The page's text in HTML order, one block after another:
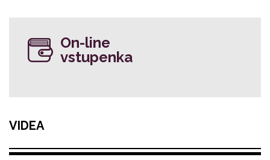
On-line
vstupenka
VIDEA